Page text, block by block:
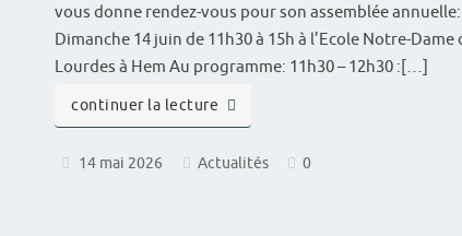
vous donne rendez-vous pour son assemblée annuelle:
Dimanche 14 juin de 11h30 à 15h à l’Ecole Notre-Dame
Lourdes à Hem Au programme: 11h30 – 12h30 :[…]
continuer la lecture
14 mai 2026 Actualités 0